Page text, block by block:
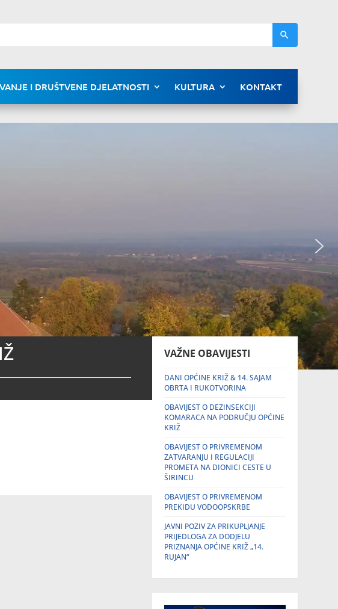
I DRUŠTVENE DJELATNOSTI KULTURA KONTAKT
VAŽNE OBAVIJESTI
DANI OPĆINE KRIŽ & 14. SAJAM
OBRTA I RUKOTVORINA
OBAVIJEST O DEZINSEKCIJI
KOMARACA NA PODRUČJU OPĆINE
KRIŽ
OBAVIJEST O PRIVREMENOM
ZATVARANJU I REGULACIJI
PROMETA NA DIONICI CESTE U
ŠIRINCU
OBAVIJEST O PRIVREMENOM
PREKIDU VODOOPSKRBE
JAVNI POZIV ZA PRIKUPLJANJE
PRIJEDLOGA ZA DODJELU
PRIZNANJA OPĆINE KRIŽ „14.
RUJAN“